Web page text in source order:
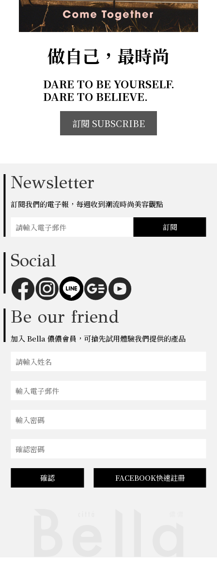
做自己，最時尚
DARE TO BE YOURSELF.
DARE TO BELIEVE.
訂閱 SUBSCRIBE
Newsletter
訂閱我們的電子報，每週收到潮流時尚美容觀點
訂閱
Social
Be our friend
加入 Bella 儂儂會員，可搶先試用體驗我們提供的產品
確認 FACEBOOK快速註冊